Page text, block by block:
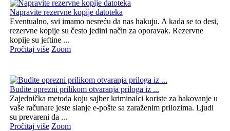
Napravite rezervne kopije datoteka
Eventualno, svi imamo nesreću da nas hakuju. A kada se to desi,
rezervne kopije su često jedini način za oporavak. Rezervne
kopije su jeftine ...
Pročitaj više Zoom
Budite oprezni prilikom otvaranja priloga iz ...
Zajednička metoda koju sajber kriminalci koriste za hakovanje u
vaše računare jeste slanje e-pošte sa zaraženim prilozima. Ljudi
su prevareni da ...
Pročitaj više Zoom